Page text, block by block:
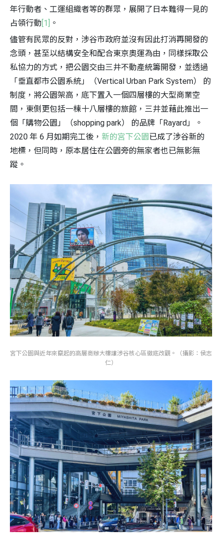
年行動者、工運組織者等的群眾，展開了日本難得一見的
占領行動[1] 。
儘管有民眾的反對，涉谷市政府並沒有因此打消再開發的
念頭，甚至以結構安全和配合東京奧運為由，同樣採取公
私協力的方式，把公園交由三井不動產統籌開發，並透過
「垂直都市公園系統」（Vertical Urban Park System） 的
制度，將公園架高，底下置入一個四層樓的大型商業空
間，東側更包括一棟十八層樓的旅館，三井並藉此推出一
個「購物公園」（shopping park） 的品牌「Rayard」。
2020 年 6 月如期完工後， 新的宮下公園已成了涉谷新的
地標，但同時，原本居住在公園旁的無家者也已無影無
蹤。
宮下公園與近年來竄起的高層商辦大樓讓涉谷核心區徹底改觀。（攝影：侯志
仁）